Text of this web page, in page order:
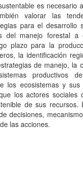
es necesario
valorar las
para el desarrollo
del manejo forestal
plazo para la
la identificación
de manejo, la
productivos
los ecosistemas y
los actores sociales
de sus recursos.
decisiones,
las acciones.